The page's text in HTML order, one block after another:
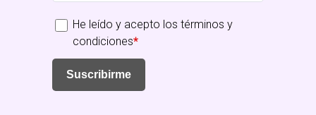
He leído y acepto los términos y
condiciones*
Suscribirme